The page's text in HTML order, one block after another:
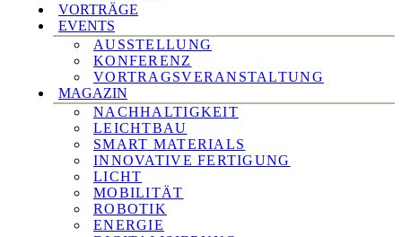
VORTRÄGE
EVENTS
AUSSTELLUNG
KONFERENZ
VORTRAGSVERANSTALTUNG
MAGAZIN
NACHHALTIGKEIT
LEICHTBAU
SMART MATERIALS
INNOVATIVE FERTIGUNG
LICHT
MOBILITÄT
ROBOTIK
ENERGIE